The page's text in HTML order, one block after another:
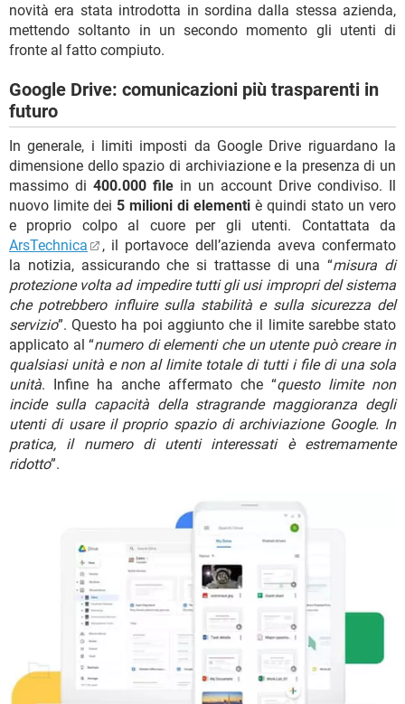
novità era stata introdotta in sordina dalla stessa azienda,
mettendo soltanto in un secondo momento gli utenti di
fronte al fatto compiuto.
Google Drive: comunicazioni più trasparenti in
futuro
In generale, i limiti imposti da Google Drive riguardano la
dimensione dello spazio di archiviazione e la presenza di un
massimo di 400.000 file in un account Drive condiviso. Il
nuovo limite dei 5 milioni di elementi è quindi stato un vero
e proprio colpo al cuore per gli utenti. Contattata da
ArsTechnica
, il portavoce dell’azienda aveva confermato
la notizia, assicurando che si trattasse di una “misura di
protezione volta ad impedire tutti gli usi impropri del sistema
che potrebbero influire sulla stabilità e sulla sicurezza del
servizio”. Questo ha poi aggiunto che il limite sarebbe stato
applicato al “numero di elementi che un utente può creare in
qualsiasi unità e non al limite totale di tutti i file di una sola
unità. Infine ha anche affermato che “questo limite non
incide sulla capacità della stragrande maggioranza degli
utenti di usare il proprio spazio di archiviazione Google. In
pratica, il numero di utenti interessati è estremamente
ridotto”.